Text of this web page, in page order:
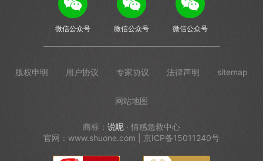
微信公众号 微信公众号 微信公众号
版权申明 用户协议 专家协议 法律声明 sitemap
网站地图
商标： 说呢 · 情感急救中心
官网：www.shuone.com | 京ICP备15011240号